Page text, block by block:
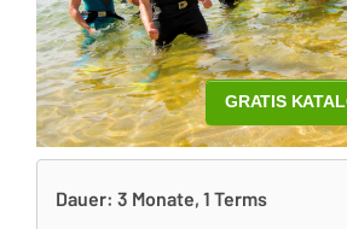
Dauer: 3 Monate, 1 Terms